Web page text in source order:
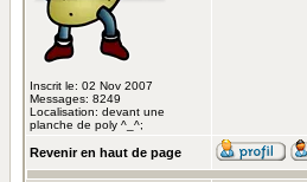
Inscrit le: 02 Nov 2007
Messages: 8249
Localisation: devant une
planche de poly ^_^;
Revenir en haut de page